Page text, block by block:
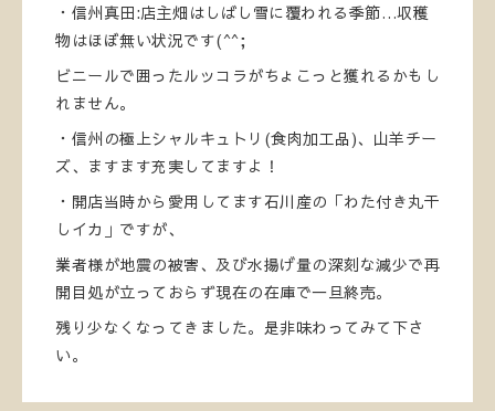
・信州真田:店主畑はしばし雪に覆われる季節…収穫
物はほぼ無い状況です(^^;
ビニールで囲ったルッコラがちょこっと獲れるかもし
れません。
・信州の極上シャルキュトリ(食肉加工品)、山羊チー
ズ、ますます充実してますよ！
・開店当時から愛用してます石川産の「わた付き丸干
しイカ」ですが、
業者様が地震の被害、及び水揚げ量の深刻な減少で再
開目処が立っておらず現在の在庫で一旦終売。
残り少なくなってきました。是非味わってみて下さ
い。